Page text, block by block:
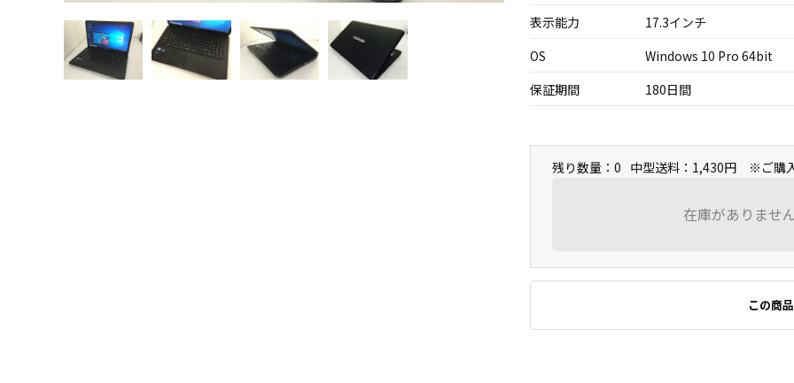
表示能力
17.3インチ
OS
Windows 10 Pro 64bit
保証期間
180日間
残り数量：0 中型送料：1,430円 ※ご購入
在庫がありませ
この商